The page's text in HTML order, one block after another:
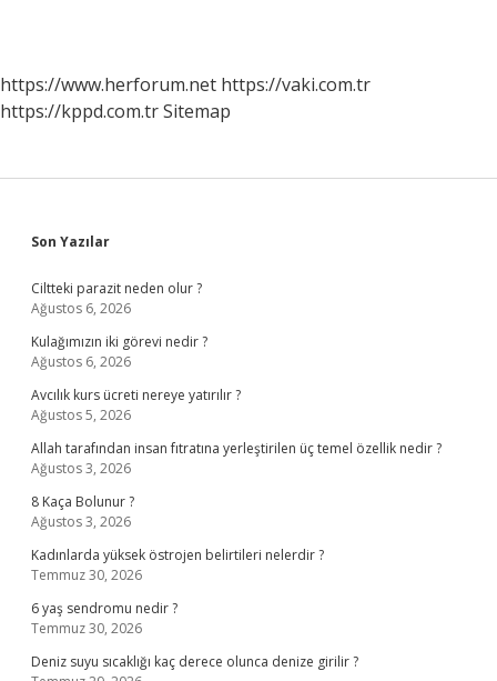
https://www.herforum.net https://vaki.com.tr
https://kppd.com.trSitemap
Sidebar
Son Yazılar
Ciltteki parazit neden olur ?
Ağustos 6, 2026
Kulağımızın iki görevi nedir ?
Ağustos 6, 2026
Avcılık kurs ücreti nereye yatırılır ?
Ağustos 5, 2026
Allah tarafından insan fıtratına yerleştirilen üç temel özellik nedir ?
Ağustos 3, 2026
8 Kaça Bolunur ?
Ağustos 3, 2026
Kadınlarda yüksek östrojen belirtileri nelerdir ?
Temmuz 30, 2026
6 yaş sendromu nedir ?
Temmuz 30, 2026
Deniz suyu sıcaklığı kaç derece olunca denize girilir ?